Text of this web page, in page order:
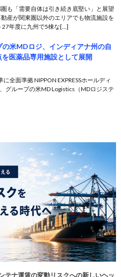
も「需要自体は引き続き底堅い」と展望
産が関東圏以外のエリアでも物流施設を
27年度に九州で5棟な[…]
米MDロジ、インディアナ州の自
医薬品専用施設として展開
全面準拠 NIPPON EXPRESSホールディ
グループの米MD Logistics（MDロジステ
テナ運賃の変動リスクへの新しいヘッ